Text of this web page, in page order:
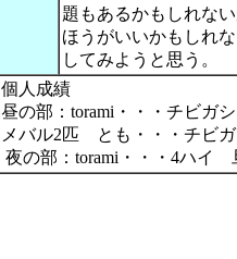
題もあるかもしれな
ほうがいいかもしれ
してみようと思う。
個人成績
昼の部：torami・・・チビガ
メバル2匹 とも・・・チビ
夜の部：torami・・・4ハイ